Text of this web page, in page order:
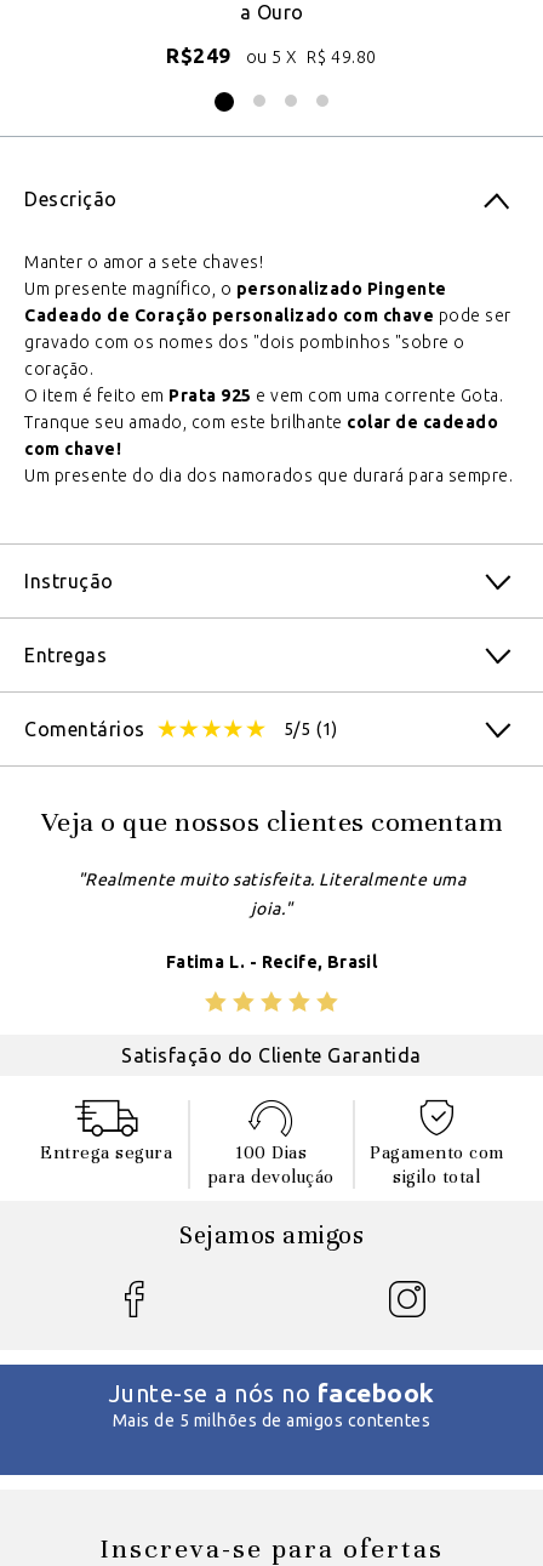
a Ouro
R$249 ou 5 X R$ 49.80
Descrição
Manter o amor a sete chaves!
Um presente magnífico, o personalizado Pingente
Cadeado de Coração personalizado com chave pode ser
gravado com os nomes dos "dois pombinhos "sobre o
coração.
O item é feito em Prata 925 e vem com uma corrente Gota.
Tranque seu amado, com este brilhante colar de cadeado
com chave!
Um presente do dia dos namorados que durará para sempre.
Instrução
Entregas
Comentários 5/5 (1)
Veja o que nossos clientes comentam
"Realmente muito satisfeita. Literalmente uma
joia."
Fatima L. - Recife, Brasil
Satisfação do Cliente Garantida
Entrega segura
100 Dias
para devoluçáo
Pagamento com
sigilo total
Sejamos amigos
Junte-se a nós no facebook
Mais de 5 milhões de amigos contentes
Inscreva-se para ofertas